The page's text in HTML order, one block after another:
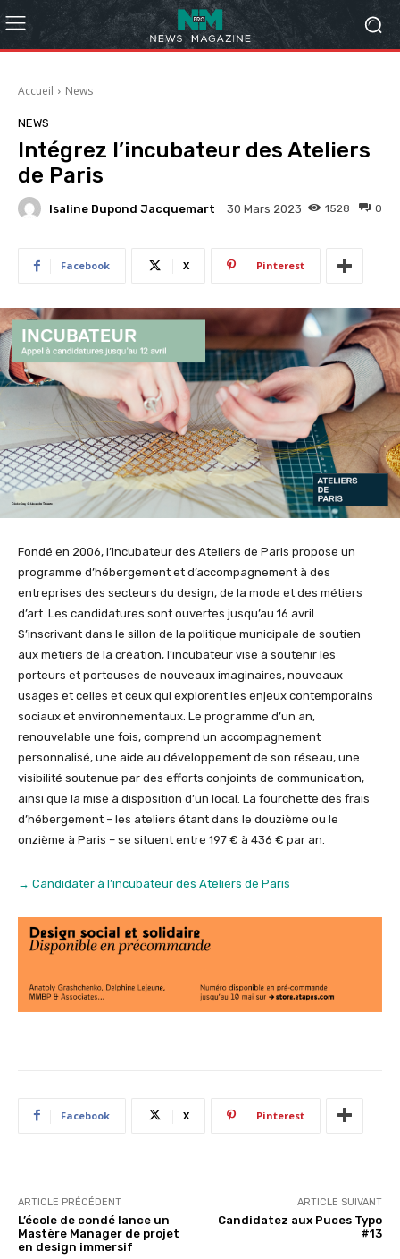
Accueil News
NEWS
Intégrez l’incubateur des Ateliers
de Paris
Isaline Dupond Jacquemart 30 Mars 2023 0
1528
Facebook X Pinterest
Fondé en 2006, l’incubateur des Ateliers de Paris propose un
programme d’hébergement et d’accompagnement à des
entreprises des secteurs du design, de la mode et des métiers
d’art. Les candidatures sont ouvertes jusqu’au 16 avril.
S’inscrivant dans le sillon de la politique municipale de soutien
aux métiers de la création, l’incubateur vise à soutenir les
porteurs et porteuses de nouveaux imaginaires, nouveaux
usages et celles et ceux qui explorent les enjeux contemporains
sociaux et environnementaux. Le programme d’un an,
renouvelable une fois, comprend un accompagnement
personnalisé, une aide au développement de son réseau, une
visibilité soutenue par des efforts conjoints de communication,
ainsi que la mise à disposition d’un local. La fourchette des frais
d’hébergement – les ateliers étant dans le douzième ou le
onzième à Paris – se situent entre 197 € à 436 € par an.
→ Candidater à l’incubateur des Ateliers de Paris
Facebook X Pinterest
ARTICLE PRÉCÉDENT
L’école de condé lance un
Mastère Manager de projet
en design immersif
ARTICLE SUIVANT
Candidatez aux Puces Typo
#13